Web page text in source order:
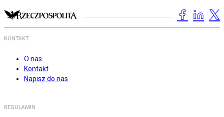
KONTAKT
O nas
Kontakt
Napisz do nas
REGULAMIN